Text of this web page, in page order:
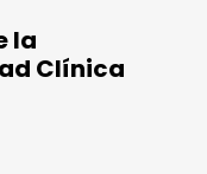
la
Clínica